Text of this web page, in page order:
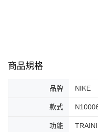
１．透過由恩沛科技股份有限公
２．關於個人資料處理事宜，請
３．未成年的使用者請事先徵得
「AFTEE先享後付」，若未經
４．使用「AFTEE先享後付」
請求用戶進行身份認證。
商品規格
品牌 NIKE
款式
功能